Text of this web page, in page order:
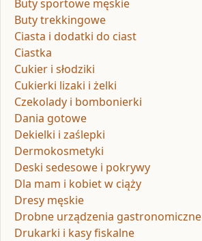
Buty sportowe męskie
Buty trekkingowe
Ciasta i dodatki do ciast
Ciastka
Cukier i słodziki
Cukierki lizaki i żelki
Czekolady i bombonierki
Dania gotowe
Dekielki i zaślepki
Dermokosmetyki
Deski sedesowe i pokrywy
Dla mam i kobiet w ciąży
Dresy męskie
Drobne urządzenia gastronomiczne
Drukarki i kasy fiskalne